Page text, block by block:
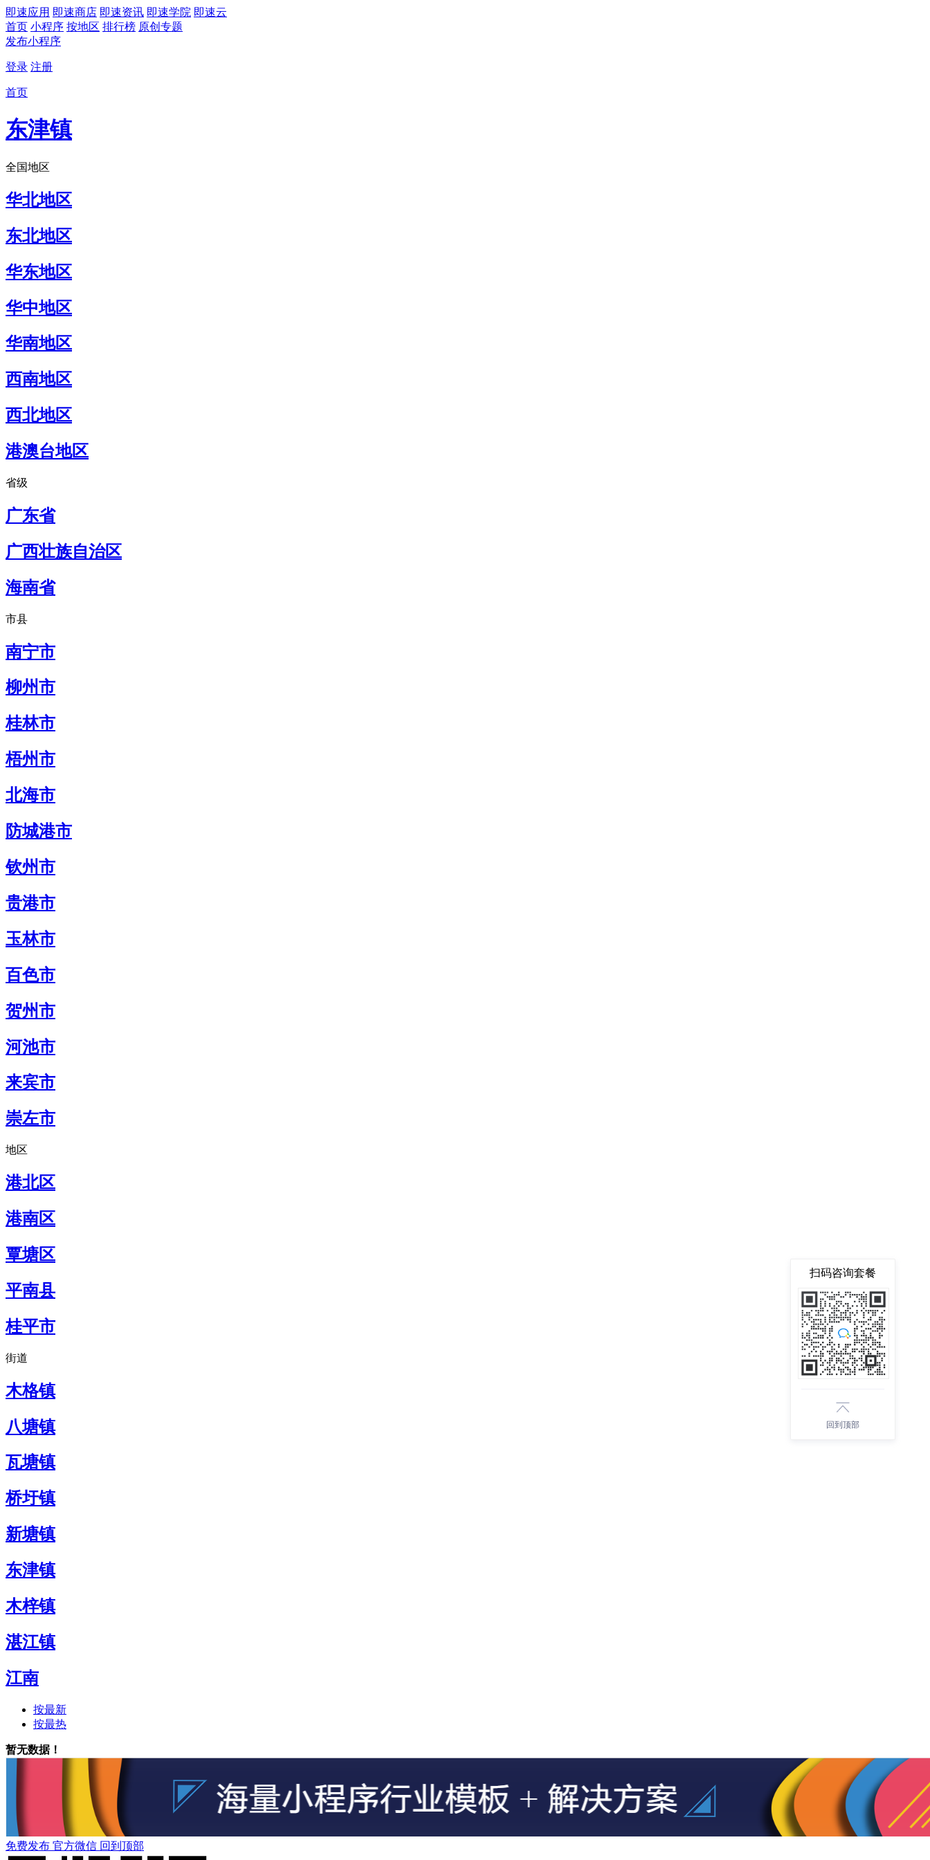
即速应用 即速商店 即速资讯 即速学院 即速云
首页 小程序 按地区 排行榜 原创专题
发布小程序
登录 注册
首页
东津镇
全国地区
华北地区
东北地区
华东地区
华中地区
华南地区
西南地区
西北地区
港澳台地区
省级
广东省
广西壮族自治区
海南省
市县
南宁市
柳州市
桂林市
梧州市
北海市
防城港市
钦州市
贵港市
玉林市
百色市
贺州市
河池市
来宾市
崇左市
地区
港北区
港南区
覃塘区
平南县
桂平市
街道
木格镇
八塘镇
瓦塘镇
桥圩镇
新塘镇
东津镇
木梓镇
湛江镇
江南
按最新
按最热
暂无数据！
免费发布 官方微信 回到顶部
扫码咨询套餐
回到顶部